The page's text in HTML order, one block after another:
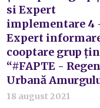
si Expert
implementare 4
Expert
cooptare grup
“#FAPTE -
Urbană
18 august 2021